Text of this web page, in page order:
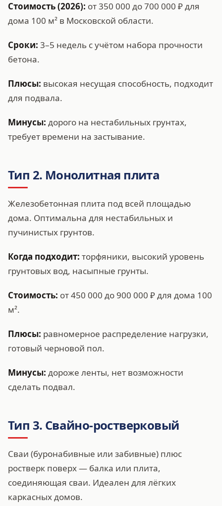
Стоимость (2026): от 350 000 до 700 000 ₽ для
дома 100 м² в Московской области.
Сроки: 3–5 недель с учётом набора прочности
бетона.
Плюсы: высокая несущая способность, подходит
для подвала.
Минусы: дорого на нестабильных грунтах,
требует времени на застывание.
Тип 2. Монолитная плита
Железобетонная плита под всей площадью
дома. Оптимальна для нестабильных и
пучинистых грунтов.
Когда подходит: торфяники, высокий уровень
грунтовых вод, насыпные грунты.
Стоимость: от 450 000 до 900 000 ₽ для дома 100
м².
Плюсы: равномерное распределение нагрузки,
готовый черновой пол.
Минусы: дороже ленты, нет возможности
сделать подвал.
Тип 3. Свайно-ростверковый
Сваи (буронабивные или забивные) плюс
ростверк поверх — балка или плита,
соединяющая сваи. Идеален для лёгких
каркасных домов.